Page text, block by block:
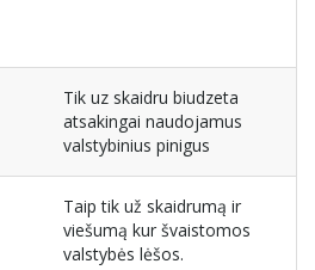
Tik uz skaidru biudzeta
atsakingai naudojamus
valstybinius pinigus
Taip tik už skaidrumą ir
viešumą kur švaistomos
valstybės lėšos.